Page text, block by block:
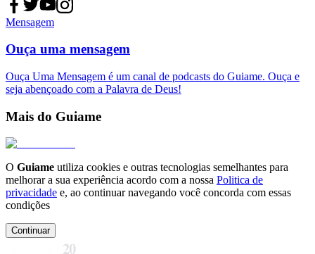
Mensagem
Ouça uma mensagem
Ouça Uma Mensagem é um canal de podcasts do Guiame. Ouça e
seja abençoado com a Palavra de Deus!
Mais do Guiame
O Guiame utiliza cookies e outras tecnologias semelhantes para
melhorar a sua experiência acordo com a nossa Politica de
privacidade e, ao continuar navegando você concorda com essas
condições
Continuar